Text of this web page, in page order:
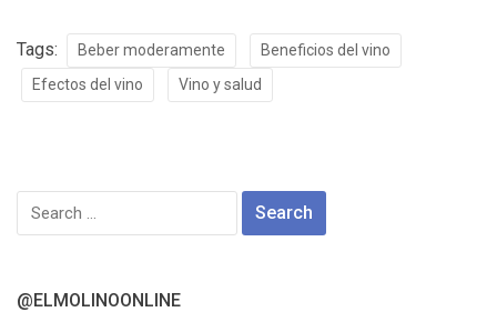
Tags: Beber moderamente
Beneficios del vino
Efectos del vino
Vino y salud
Search
for:
@ELMOLINOONLINE